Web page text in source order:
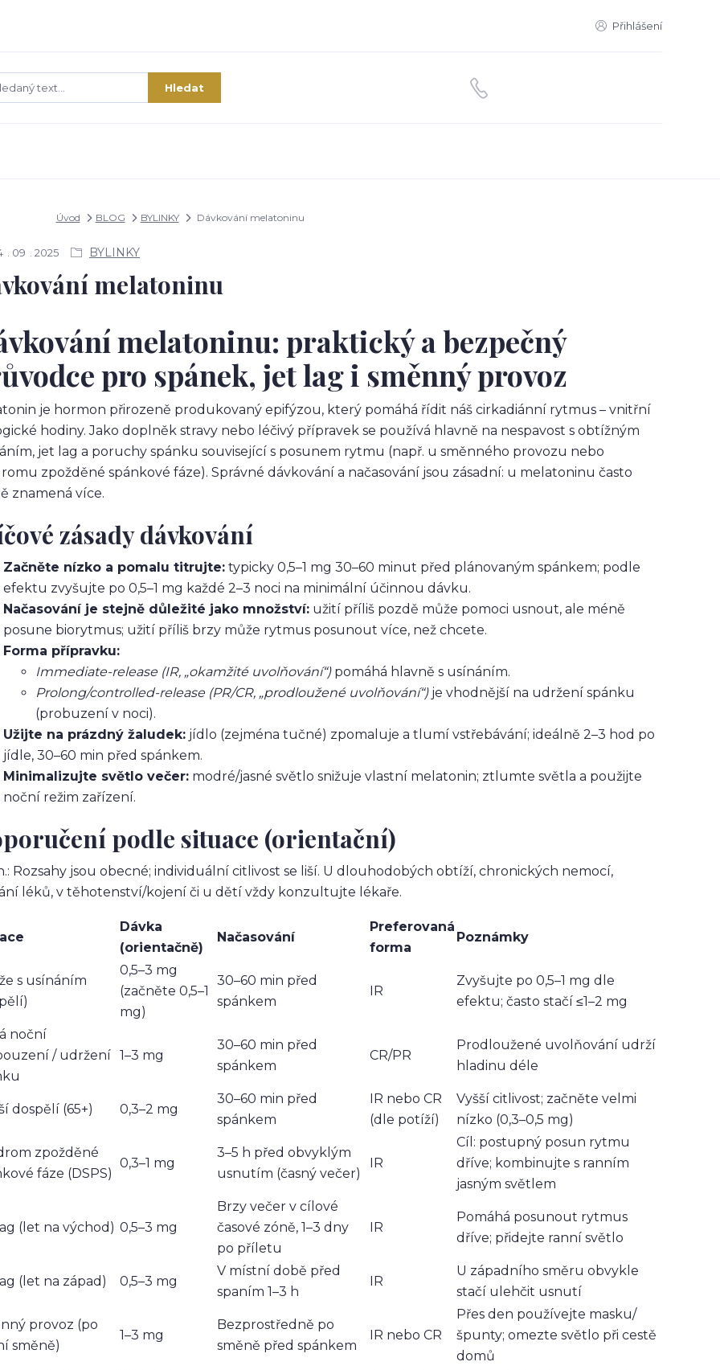
Přihlášení
Hledat
Úvod BLOG BYLINKY Dávkování melatoninu
09 2025 BYLINKY
melatoninu
melatoninu: praktický a bezpečný
pro spánek, jet lag i směnný provoz
je hormon přirozeně produkovaný epifýzou, který pomáhá řídit náš cirkadiánní rytmus – vnitřní
hodiny. Jako doplněk stravy nebo léčivý přípravek se používá hlavně na nespavost s obtížným
jet lag a poruchy spánku související s posunem rytmu (např. u směnného provozu nebo
zpožděné spánkové fáze). Správné dávkování a načasování jsou zásadní: u melatoninu často
znamená více.
zásady dávkování
Začněte nízko a pomalu titrujte: typicky 0,5–1 mg 30–60 minut před plánovaným spánkem; podle
efektu zvyšujte po 0,5–1 mg každé 2–3 noci na minimální účinnou dávku.
Načasování je stejně důležité jako množství: užití příliš pozdě může pomoci usnout, ale méně
posune biorytmus; užití příliš brzy může rytmus posunout více, než chcete.
Forma přípravku:
Immediate-release (IR, „okamžité uvolňování“)pomáhá hlavně s usínáním.
Prolong/controlled-release (PR/CR, „prodloužené uvolňování“)je vhodnější na udržení spánku
(probuzení v noci).
Užijte na prázdný žaludek: jídlo (zejména tučné) zpomaluje a tlumí vstřebávání; ideálně 2–3 hod po
jídle, 30–60 min před spánkem.
Minimalizujte světlo večer: modré/jasné světlo snižuje vlastní melatonin; ztlumte světla a použijte
noční režim zařízení.
podle situace (orientační)
Rozsahy jsou obecné; individuální citlivost se liší. U dlouhodobých obtíží, chronických nemocí,
léků, v těhotenství/kojení či u dětí vždy konzultujte lékaře.
Dávka
(orientačně)
Načasování
Preferovaná
forma
Poznámky
s usínáním
0,5–3 mg
(začněte 0,5–1
mg)
30–60 min před
spánkem
IR
Zvyšujte po 0,5–1 mg dle
efektu; často stačí ≤1–2 mg
noční
/ udržení 1–3 mg
30–60 min před
spánkem
CR/PR
Prodloužené uvolňování udrží
hladinu déle
dospělí (65+) 0,3–2 mg
30–60 min před
spánkem
IR nebo CR
(dle potíží)
Vyšší citlivost; začněte velmi
nízko (0,3–0,5 mg)
zpožděné
fáze (DSPS)
0,3–1 mg
3–5 h před obvyklým
usnutím (časný večer)
IR
Cíl: postupný posun rytmu
dříve; kombinujte s ranním
jasným světlem
(let na východ) 0,5–3 mg
Brzy večer v cílové
časové zóně, 1–3 dny
po příletu
IR
Pomáhá posunout rytmus
dříve; přidejte ranní světlo
(let na západ) 0,5–3 mg
V místní době před
spaním 1–3 h
IR
U západního směru obvykle
stačí ulehčit usnutí
provoz (po
směně)
1–3 mg
Bezprostředně po
směně před spánkem
IR nebo CR
Přes den používejte masku/
špunty; omezte světlo při cestě
domů